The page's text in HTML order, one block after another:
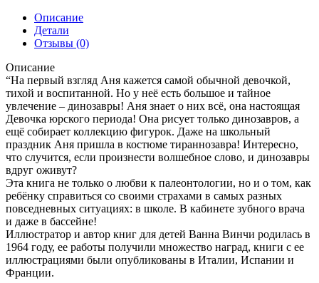
Описание
Детали
Отзывы (0)
Описание
“На первый взгляд Аня кажется самой обычной девочкой,
тихой и воспитанной. Но у неё есть большое и тайное
увлечение – динозавры! Аня знает о них всё, она настоящая
Девочка юрского периода! Она рисует только динозавров, а
ещё собирает коллекцию фигурок. Даже на школьный
праздник Аня пришла в костюме тираннозавра! Интересно,
что случится, если произнести волшебное слово, и динозавры
вдруг оживут?
Эта книга не только о любви к палеонтологии, но и о том, как
ребёнку справиться со своими страхами в самых разных
повседневных ситуациях: в школе. В кабинете зубного врача
и даже в бассейне!
Иллюстратор и автор книг для детей Ванна Винчи родилась в
1964 году, ее работы получили множество наград, книги с ее
иллюстрациями были опубликованы в Италии, Испании и
Франции.